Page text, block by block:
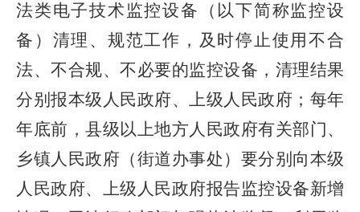
法类电子技术监控设备（以下简称监控设
备）清理、规范工作，及时停止使用不合
法、不合规、不必要的监控设备，清理结果
分别报本级人民政府、上级人民政府；每年
年底前，县级以上地方人民政府有关部门、
乡镇人民政府（街道办事处）要分别向本级
人民政府、上级人民政府报告监控设备新增